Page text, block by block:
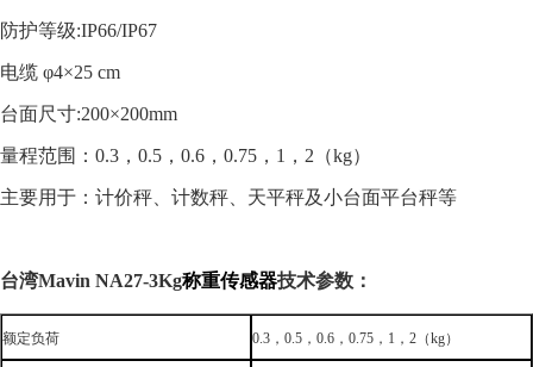
防护等级:IP66/IP67
电缆 φ4×25 cm
台面尺寸:200×200mm
量程范围： 0.3， 0.5 ， 0.6 ， 0.75 ， 1 ， 2 （kg）
主要用于：计价秤、计数秤、天平秤及小台面平台秤等
台湾Mavin NA27-3Kg称重传感器技术参数：
额定负荷 0.3 ， 0.5 ， 0.6 ， 0.75 ， 1 ， 2 （kg）